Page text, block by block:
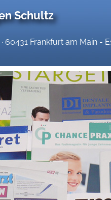
Schultz
60431 Frankfurt am Main -